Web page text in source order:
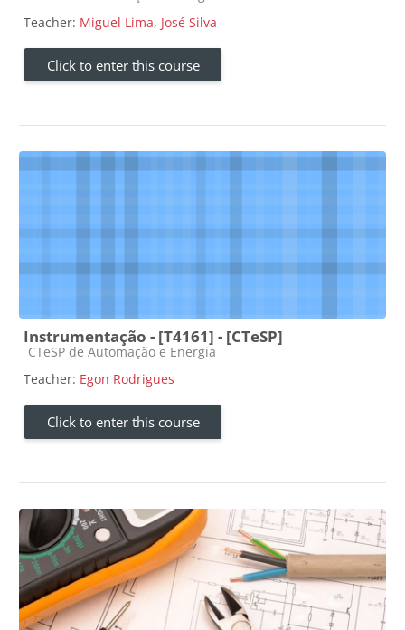
Teacher: Miguel Lima, José Silva
Click to enter this course
Instrumentação - [T4161] - [CTeSP]
Course category
CTeSP de Automação e Energia
Teacher: Egon Rodrigues
Click to enter this course